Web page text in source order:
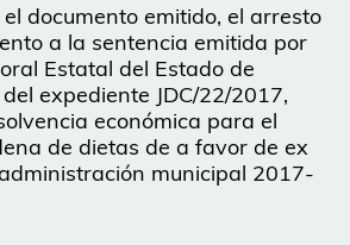
documento emitido, el arresto
a la sentencia emitida por
Estatal del Estado de
expediente JDC/22/2017,
económica para el
de dietas de a favor de ex
municipal 2017-